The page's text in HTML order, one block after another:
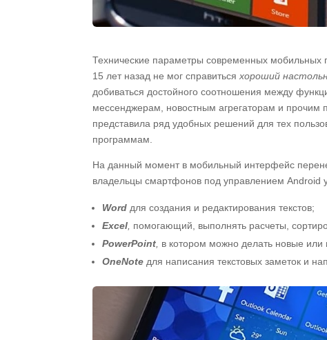
Технические параметры современных мобильных
15 лет назад не мог справитьсяхороший
добиваться достойного соотношения между
мессенджерам, новостным агрегаторам и
представила ряд удобных решений для тех
программам.
На данный момент в мобильный интерфейс
владельцы смартфонов под управлением Android
Word для создания и редактирования текстов;
Excel помогающий, выполнять расчеты,
PowerPoint в котором можно делать новые
OneNote для написания текстовых заметок и